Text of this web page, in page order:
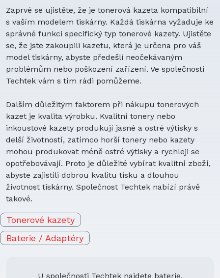
Baterie do bezdrátových telefonů
Baterie industriální
Baterie do dětských chůviček
Baterie do virtuální reality
Baterie do zesilovačů
Baterie do elektronických čteček knih
Baterie do klávesnic
Baterie do herních konzolí
Baterie do skenerů
Baterie do psích obojků
Baterie do zdravotnických zařízení
Baterie do MP3 přehrávačů
Baterie do bezdrátových sluchátek a
headsetů
Baterie do dálkových ovladačů
Baterie do pagerů
Baterie do platebních terminálů
Baterie do reproduktorů
Baterie do satelitních telefonů
Baterie do tiskáren
Baterie do záznamníků
Zaprvé se ujistěte, že je tonerová kazeta kompatibilní
s vaším modelem tiskárny. Každá tiskárna vyžaduje ke
správné funkci specifický typ tonerové kazety. Ujistěte
se, že jste zakoupili kazetu, která je určena pro váš
model tiskárny, abyste předešli neočekávaným
problémům nebo poškození zařízení. Ve společnosti
Techtek vám s tím rádi pomůžeme.
Dalším důležitým faktorem při nákupu tonerových
kazet je kvalita výrobku. Kvalitní tonery nebo
inkoustové kazety produkují jasné a ostré výtisky s
delší životností, zatímco horší tonery nebo kazety
mohou produkovat méně ostré výtisky a rychleji se
opotřebovávají. Proto je důležité vybírat kvalitní zboží,
abyste zajistili dobrou kvalitu tisku a dlouhou
životnost tiskárny. Společnost Techtek nabízí právě
takové.
Tonerové kazety
Baterie / Adaptéry
U společnosti Techtek najdete baterie,